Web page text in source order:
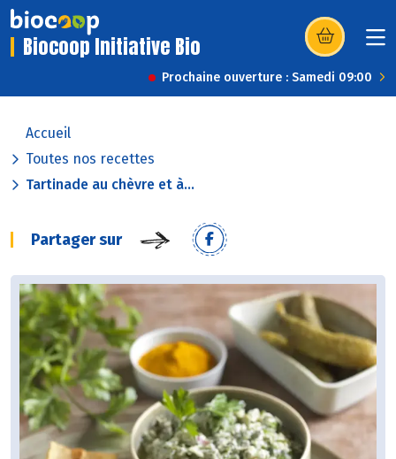
Biocoop Initiative Bio (s’ouvre dans
Prochaine ouverture : Samedi 09:00
Accueil
Toutes nos recettes
Tartinade au chèvre et à...
Partager sur